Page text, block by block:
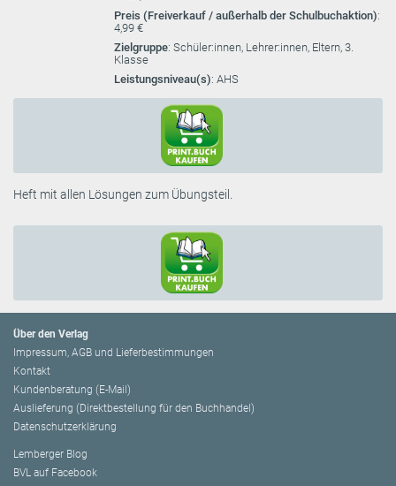
Preis (Freiverkauf / außerhalb der Schulbuchaktion):
4,99 €
Zielgruppe: Schüler:innen, Lehrer:innen, Eltern, 3.
Klasse
Leistungsniveau(s): AHS
Heft mit allen Lösungen zum Übungsteil.
Über den Verlag
Impressum, AGB und Lieferbestimmungen
Kontakt
Kundenberatung (E-Mail)
Auslieferung (Direktbestellung für den Buchhandel)
Datenschutzerklärung
Lemberger Blog
BVL auf Facebook